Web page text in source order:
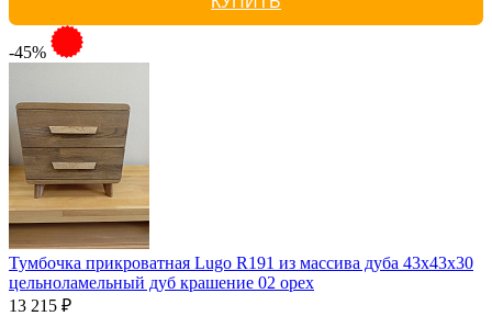
-45%
Тумбочка прикроватная Lugo R191 из массива дуба 43х43х30
цельноламельный дуб крашение 02 орех
13 215 ₽